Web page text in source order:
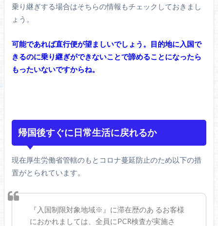
乗り継ぎする場合はそちらの情報もチェックしておきまし
ょう。
可能であれば直行便が望ましいでしょう。目的地に入国で
きるのに乗り継ぎができないことで諦めることになったら
もったいないですからね。
帰国後すぐに日常生活に戻れるか
現在厚生労働省管轄のもとコロナ蔓延防止のため以下の措
置がとられています。
『入国制限対象地域※』に滞在歴のあ るお客様
におかれましては、全員にPCR検査が実施さ